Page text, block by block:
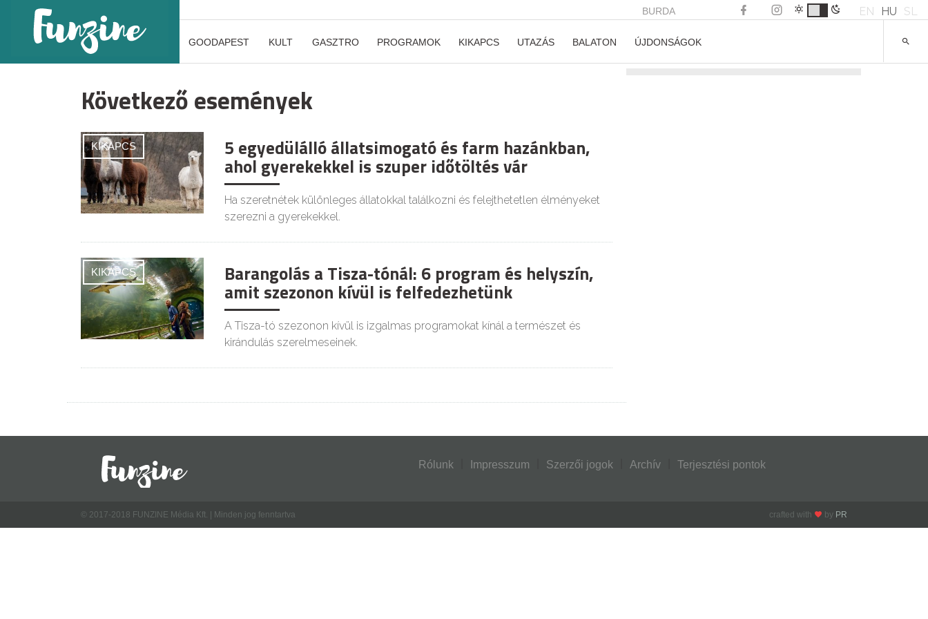
BURDA EN HU SL
GOODAPEST KULT GASZTRO PROGRAMOK KIKAPCS UTAZÁS BALATON ÚJDONSÁGOK
Következő események
KIKAPCS 5 egyedülálló állatsimogató és farm hazánkban,
ahol gyerekekkel is szuper időtöltés vár
Ha szeretnétek különleges állatokkal találkozni és felejthetetlen élményeket
szerezni a gyerekekkel.
KIKAPCS Barangolás a Tisza-tónál: 6 program és helyszín,
amit szezonon kívül is felfedezhetünk
A Tisza-tó szezonon kívül is izgalmas programokat kínál a természet és
kirándulás szerelmeseinek.
Rólunk Impresszum Szerzői jogok Archív Terjesztési pontok
© 2017-2018 FUNZINE Média Kft. | Minden jog fenntartva crafted with by PR